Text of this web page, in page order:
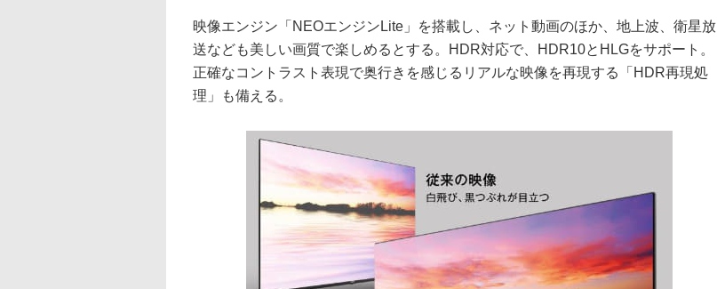
映像エンジン「NEOエンジンLite」を搭載し、ネット動画のほか、地上波、衛星放
送なども美しい画質で楽しめるとする。HDR対応で、HDR10とHLGをサポート。
正確なコントラスト表現で奥行きを感じるリアルな映像を再現する「HDR再現処
理」も備える。